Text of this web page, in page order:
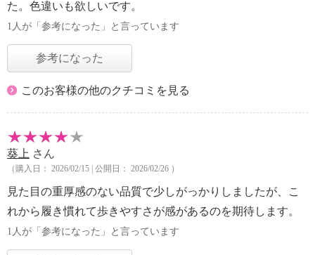
た。色違いも欲しいです。
1人が「参考になった」と言っています
参考になった
このお客様の他のクチコミを見る
葵上 さん
（購入日： 2026/02/15 | 公開日： 2026/02/26 ）
見た目の重厚感のない品質で少しがっかりしましたが、こ
れから履き慣れて歩きやすさが感があるのを期待します。
1人が「参考になった」と言っています